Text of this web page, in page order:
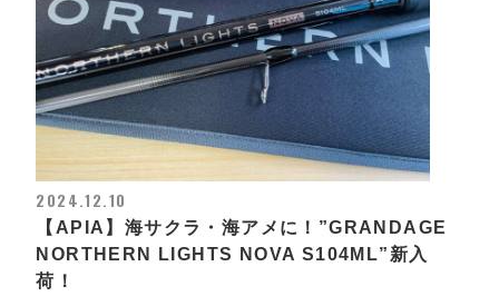
2024.12.10
【APIA】海サクラ・海アメに！”GRANDAGE
NORTHERN LIGHTS NOVA S104ML”新入
荷！